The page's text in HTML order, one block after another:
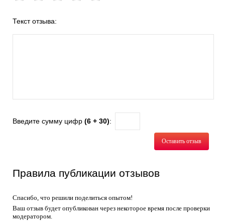
Текст отзыва:
Введите сумму цифр (6 + 30):
Оставить отзыв
Правила публикации отзывов
Спасибо, что решили поделиться опытом!
Ваш отзыв будет опубликован через некоторое время после проверки
модератором.